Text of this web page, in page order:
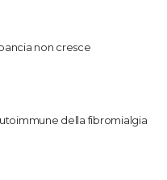
non cresce
della fibromialgia